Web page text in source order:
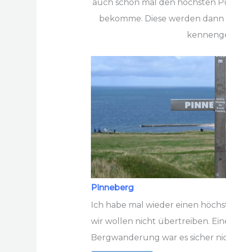
auch schon mal den höchsten
bekomme. Diese werden
Pinneberg
Ich habe mal wieder einen
wir wollen nicht übertreiben.
Bergwanderung war es sicher